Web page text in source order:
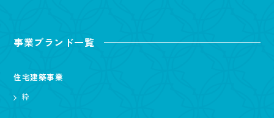
事業ブランド一覧
住宅建築事業
粋